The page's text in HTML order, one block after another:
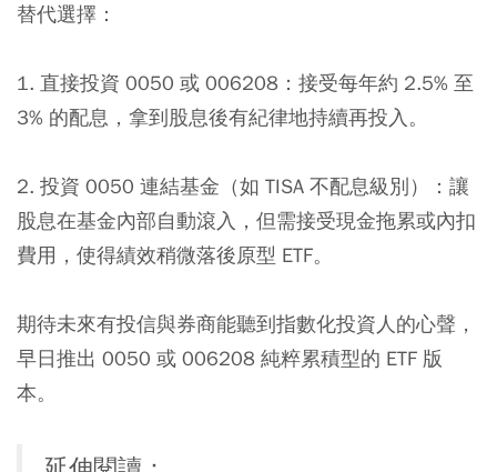
替代選擇：
1. 直接投資 0050 或 006208：接受每年約 2.5% 至
3% 的配息，拿到股息後有紀律地持續再投入。
2. 投資 0050 連結基金（如 TISA 不配息級別）：讓
股息在基金內部自動滾入，但需接受現金拖累或內扣
費用，使得績效稍微落後原型 ETF。
期待未來有投信與券商能聽到指數化投資人的心聲，
早日推出 0050 或 006208 純粹累積型的 ETF 版
本。